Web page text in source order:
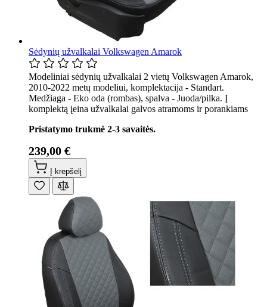
Sėdynių užvalkalai Volkswagen Amarok
Modeliniai sėdynių užvalkalai 2 vietų Volkswagen Amarok,
2010-2022 metų modeliui, komplektacija - Standart.
Medžiaga - Eko oda (rombas), spalva - Juoda/pilka. Į
komplektą įeina užvalkalai galvos atramoms ir porankiams
Pristatymo trukmė 2-3 savaitės.
239,00 €
Į krepšelį